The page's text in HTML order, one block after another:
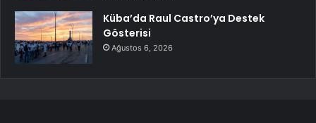
Küba’da Raul Castro’ya Destek
Gösterisi
Ağustos 6, 2026